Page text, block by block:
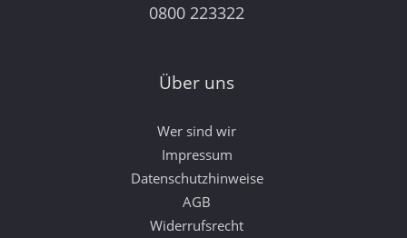
0800 223322
Über uns
Wer sind wir
Impressum
Datenschutzhinweise
AGB
Widerrufsrecht